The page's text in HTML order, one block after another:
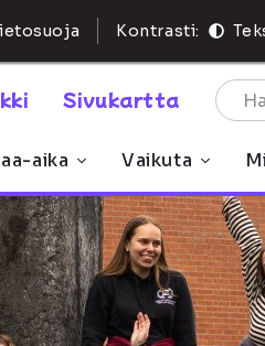
Kontrasti:
Sivukartta
aika Vaikuta